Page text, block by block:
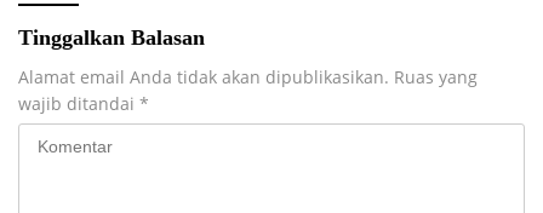
Tinggalkan Balasan
Alamat email Anda tidak akan dipublikasikan. Ruas yang
wajib ditandai *